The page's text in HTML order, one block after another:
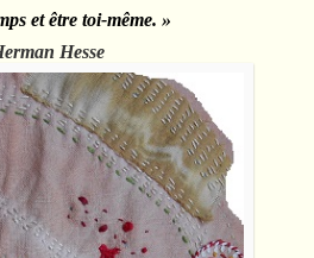
et être toi-même. »
Hesse